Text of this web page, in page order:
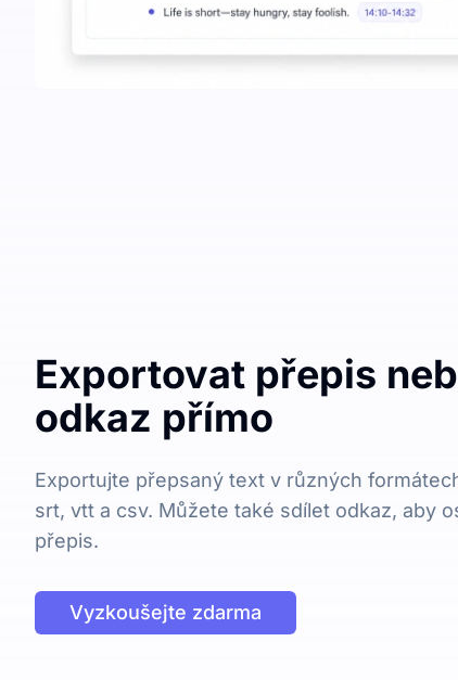
Exportovat přepis
odkaz přímo
Exportujte přepsaný text v různých
srt, vtt a csv. Můžete také sdílet odkaz, aby
přepis.
Vyzkoušejte zdarma